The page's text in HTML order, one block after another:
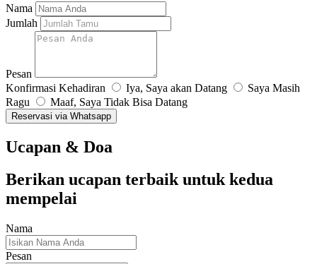
Nama
Jumlah
Pesan
Konfirmasi Kehadiran
Iya, Saya akan Datang
Saya Masih
Ragu
Maaf, Saya Tidak Bisa Datang
Reservasi via Whatsapp
Ucapan & Doa
Berikan ucapan terbaik untuk kedua
mempelai
Nama
Pesan